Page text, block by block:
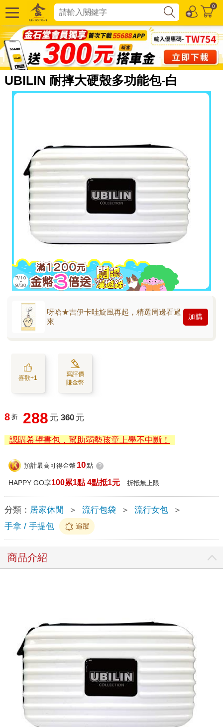
0
UBILIN 耐摔大硬殼多功能包-白
呀哈★吉伊卡哇旋風再起，精選周邊看過
來
加購
喜歡+1
寫評價
賺金幣
8 折 288 元 360 元
認購希望書包，幫助弱勢孩童上學不中斷！
預計最高可得金幣 10點 ?
HAPPY GO享100累1點 4點抵1元 折抵無上限
分類： 居家休閒 ＞ 流行包袋 ＞ 流行女包
＞
手拿 / 手提包
追蹤
商品介紹